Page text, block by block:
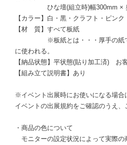
ひな壇(組立時)幅300mm × 奥
【カラー】白・黒・クラフト・ピンク
【材 質】すべて板紙
※板紙とは・・・厚手の紙で
に使われる。
【納品状態】平状態(貼り加工済) お
【組み立て説明書】あり
※イベント出展時にお使いになる場合
イベントの出展規約をご確認のうえ、
・商品の色について
モニターの設定状況によって実際の